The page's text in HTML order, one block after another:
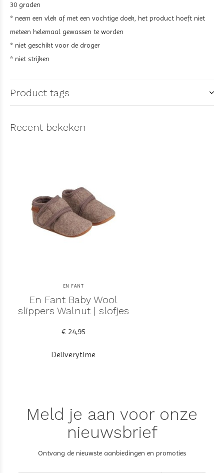
30 graden
* neem een vlek af met een vochtige doek, het product hoeft niet
meteen helemaal gewassen te worden
* niet geschikt voor de droger
* niet strijken
Product tags
Recent bekeken
EN FANT
En Fant Baby Wool
slippers Walnut | slofjes
€ 24,95
Deliverytime
Meld je aan voor onze
nieuwsbrief
Ontvang de nieuwste aanbiedingen en promoties